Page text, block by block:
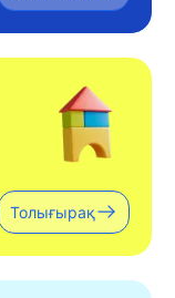
Толығырақ